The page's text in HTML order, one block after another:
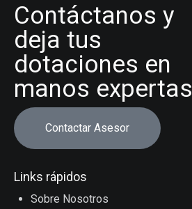
Contáctanos y
deja tus
dotaciones en
manos expertas
Contactar Asesor
Links rápidos
Sobre Nosotros